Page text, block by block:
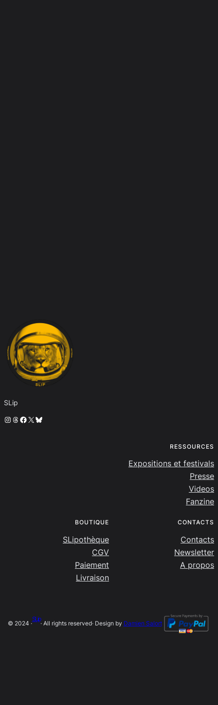
SLip
Instagram
Threads
Facebook
X Bluesky
RESSOURCES
Expositions et festivals
Presse
Videos
Fanzine
BOUTIQUE
SLipothèque
CGV
Paiement
Livraison
CONTACTS
Contacts
Newsletter
A propos
© 2024 ·
SLip
· All rights reserved· Design by Damien Salort